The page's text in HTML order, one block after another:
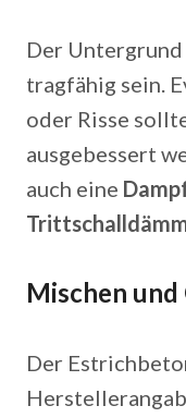
Der Untergrund
tragfähig sein.
oder Risse
ausgebessert
auch eine
Mischen und
Der